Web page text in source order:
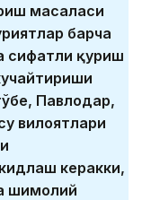
масаласи
барча
сифатли қуриш
Павлодар,
вилоятлари
керакки,
шимолий